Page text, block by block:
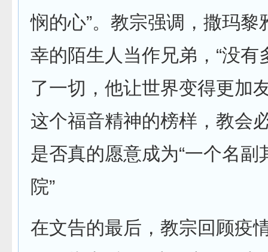
悯的心”。教宗强调，撒玛黎
幸的陌生人当作兄弟，“没有
了一切，他让世界变得更加
这个福音精神的榜样，教会
是否真的愿意成为“一个名副
院”
在文告的最后，教宗回顾疫